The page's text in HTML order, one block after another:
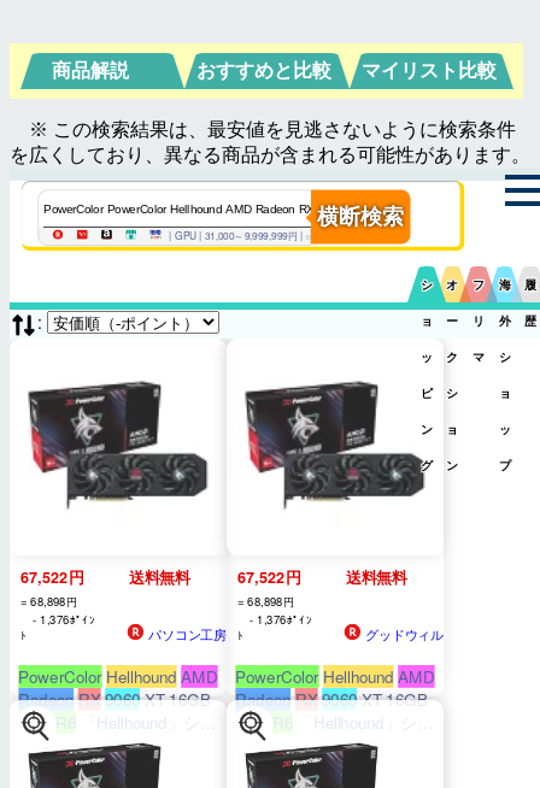
商品解説 おすすめと比較 マイリスト比較
※ この検索結果は、最安値を見逃さないように検索条件
を広くしており、異なる商品が含まれる可能性があります。